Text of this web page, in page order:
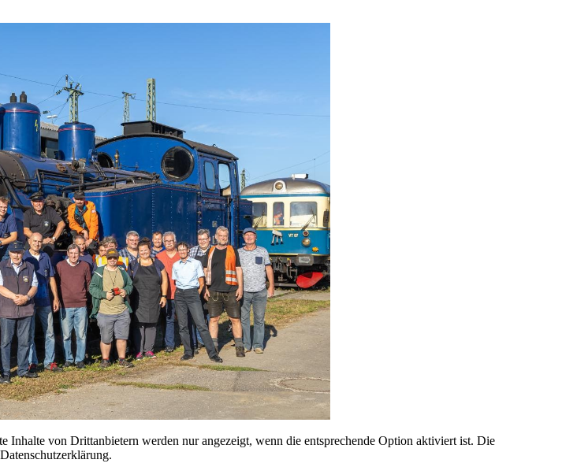
Inhalte von Drittanbietern werden nur angezeigt, wenn die entsprechende Option aktiviert ist. Die